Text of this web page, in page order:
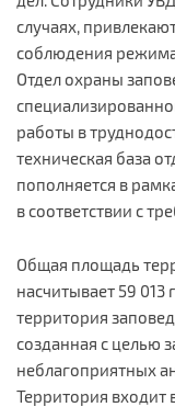
случаях,
соблюдения
Отдел охраны
работы в
техническая база
пополняется в
в соответствии с
Общая площадь
насчитывает 59 013
территория
созданная с целью
неблагоприятных
Территория входит